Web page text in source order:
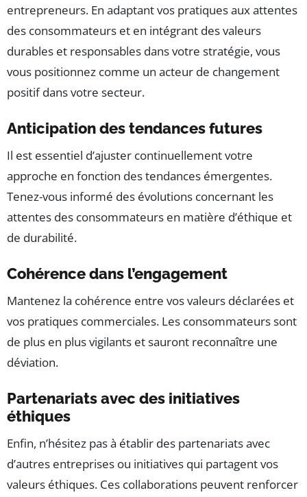
entrepreneurs. En adaptant vos pratiques aux attentes
des consommateurs et en intégrant des valeurs
durables et responsables dans votre stratégie, vous
vous positionnez comme un acteur de changement
positif dans votre secteur.
Anticipation des tendances futures
Il est essentiel d’ajuster continuellement votre
approche en fonction des tendances émergentes.
Tenez-vous informé des évolutions concernant les
attentes des consommateurs en matière d’éthique et
de durabilité.
Cohérence dans l’engagement
Mantenez la cohérence entre vos valeurs déclarées et
vos pratiques commerciales. Les consommateurs sont
de plus en plus vigilants et sauront reconnaître une
déviation.
Partenariats avec des initiatives
éthiques
Enfin, n’hésitez pas à établir des partenariats avec
d’autres entreprises ou initiatives qui partagent vos
valeurs éthiques. Ces collaborations peuvent renforcer